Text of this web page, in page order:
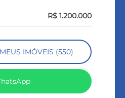
R$ 1.200.000
IMÓVEIS (550)